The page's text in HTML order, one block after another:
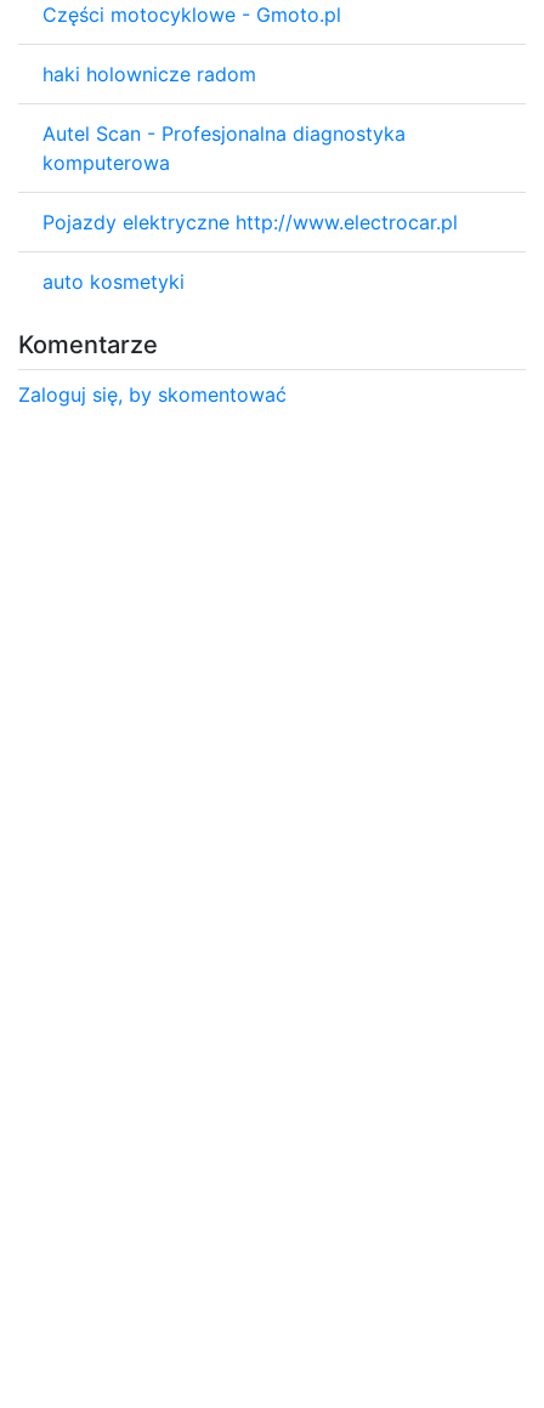
Części motocyklowe - Gmoto.pl
haki holownicze radom
Autel Scan - Profesjonalna diagnostyka
komputerowa
Pojazdy elektryczne http://www.electrocar.pl
auto kosmetyki
Komentarze
Zaloguj się, by skomentować